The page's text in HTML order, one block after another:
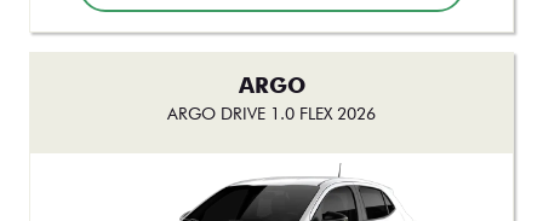
ARGO
ARGO DRIVE 1.0 FLEX 2026